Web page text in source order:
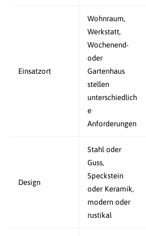
Einsatzort
Wohnraum,
Werkstatt,
Wochenend-
oder
Gartenhaus
stellen
unterschiedlich
e
Anforderungen
Design
Stahl oder
Guss,
Speckstein
oder Keramik,
modern oder
rustikal